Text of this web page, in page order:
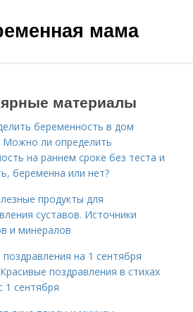
мама
материалы
беременность в дом
Можно ли определить
на раннем сроке без теста и
беременна или нет?
продукты для
суставов. Источники
и минералов
на 1 сентября
поздравления в стихах
1 сентября